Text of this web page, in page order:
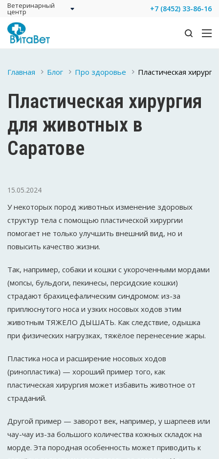
Ветеринарный
центр +7 (8452) 33-86-16
Главная Блог Про здоровье Пластическая
Пластическая хирургия
для животных в
Саратове
15.05.2024
У некоторых пород животных изменение здоровых
структур тела с помощью пластической хирургии
помогает не только улучшить внешний вид, но и
повысить качество жизни.
Так, например, собаки и кошки с укороченными мордами
(мопсы, бульдоги, пекинесы, персидские кошки)
страдают брахицефалическим синдромом: из-за
приплюснутого носа и узких носовых ходов этим
животным ТЯЖЕЛО ДЫШАТЬ. Как следствие, одышка
при физических нагрузках, тяжёлое перенесение жары.
Пластика носа и расширение носовых ходов
(ринопластика) — хороший пример того, как
пластическая хирургия может избавить животное от
страданий.
Другой пример — заворот век, например, у шарпеев или
чау-чау из-за большого количества кожных складок на
морде. Эта породная особенность может приводить к